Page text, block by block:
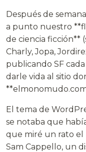
Después de
a punto nuestro
de ciencia ficción**
Charly, Jopa,
publicando SF
darle vida al sitio
El tema de
se notaba que
que miré un rato
Sam Cappello, un